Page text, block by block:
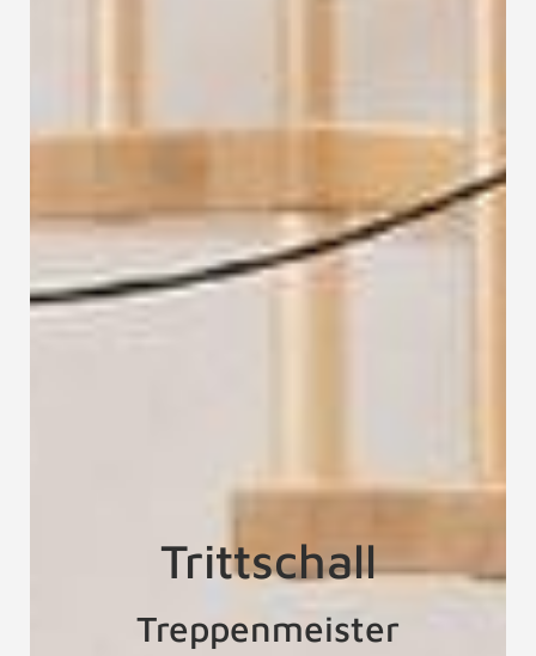
Trittschall
Treppenmeister